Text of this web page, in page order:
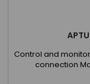
Control and
connection